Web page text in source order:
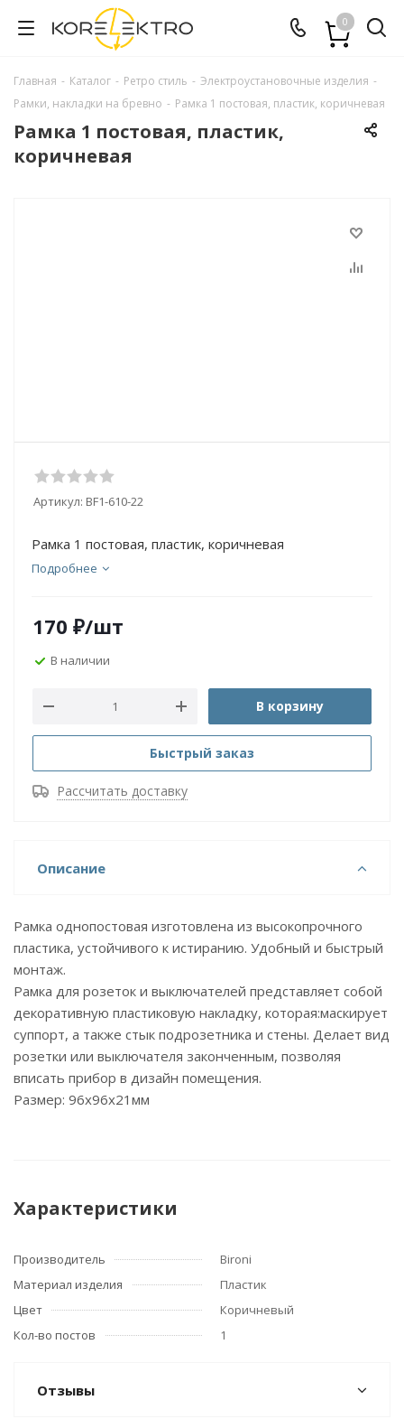
0
Главная - Каталог - Ретро стиль - Электроустановочные изделия -
Рамки, накладки на бревно - Рамка 1 постовая, пластик, коричневая
Рамка 1 постовая, пластик,
коричневая
Артикул: BF1-610-22
Рамка 1 постовая, пластик, коричневая
Подробнее
170 ₽/шт
В наличии
В корзину
Быстрый заказ
Рассчитать доставку
Описание
Рамка однопостовая изготовлена из высокопрочного
пластика, устойчивого к истиранию. Удобный и быстрый
монтаж.
Рамка для розеток и выключателей представляет собой
декоративную пластиковую накладку, которая:маскирует
суппорт, а также стык подрозетника и стены. Делает вид
розетки или выключателя законченным, позволяя
вписать прибор в дизайн помещения.
Размер: 96х96х21мм
Характеристики
Производитель
Bironi
Материал изделия
Пластик
Цвет
Коричневый
Кол-во постов
1
Отзывы